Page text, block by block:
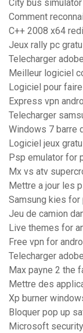
City bus
Comment
C++ 2008 x64
Jeux rally pc
Telecharger
Meilleur logiciel
Logiciel pour
Express vpn
Telecharger
Windows 7 barre
Logiciel jeux
Psp emulator for
Mx vs atv
Mettre a jour les
Samsung kies
Jeu de camion
Live themes for
Free vpn for
Telecharger
Max payne 2 the
Mettre des
Xp burner
Bloquer pop up
Microsoft